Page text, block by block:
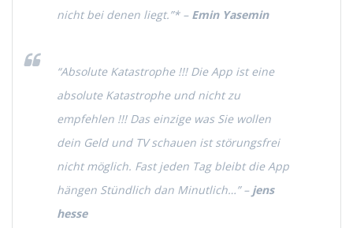
nicht bei denen liegt.”* – Emin Yasemin
“Absolute Katastrophe !!! Die App ist eine
absolute Katastrophe und nicht zu
empfehlen !!! Das einzige was Sie wollen
dein Geld und TV schauen ist störungsfrei
nicht möglich. Fast jeden Tag bleibt die App
hängen Stündlich dan Minutlich…”– jens
hesse